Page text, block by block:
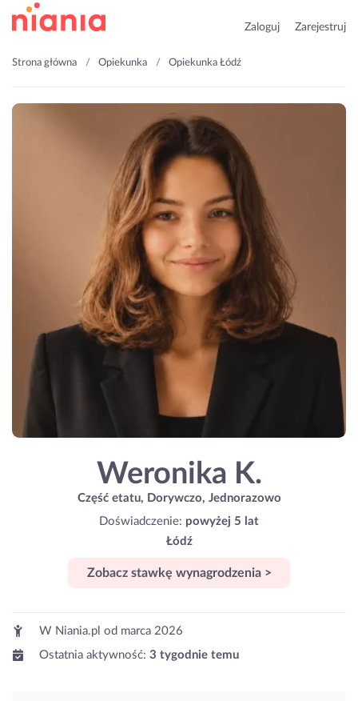
Zaloguj Zarejestruj
Strona główna Opiekunka Opiekunka Łódź
Weronika K.
Część etatu, Dorywczo, Jednorazowo
Doświadczenie: powyżej 5 lat
Łódź
Zobacz stawkę wynagrodzenia >
W Niania.pl od marca 2026
Ostatnia aktywność: 3 tygodnie temu